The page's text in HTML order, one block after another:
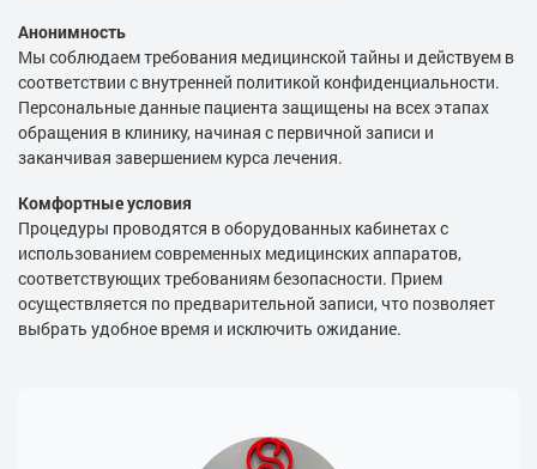
Анонимность
Мы соблюдаем требования медицинской тайны и действуем в
соответствии с внутренней политикой конфиденциальности.
Персональные данные пациента защищены на всех этапах
обращения в клинику, начиная с первичной записи и
заканчивая завершением курса лечения.
Комфортные условия
Процедуры проводятся в оборудованных кабинетах с
использованием современных медицинских аппаратов,
соответствующих требованиям безопасности. Прием
осуществляется по предварительной записи, что позволяет
выбрать удобное время и исключить ожидание.